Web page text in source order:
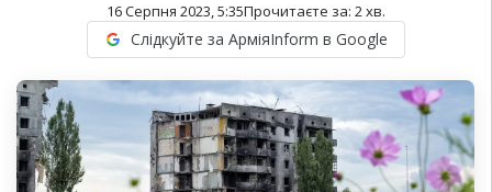
16 Серпня 2023, 5:35Прочитаєте за: 2хв.
Слідкуйте за АрміяInform в Google